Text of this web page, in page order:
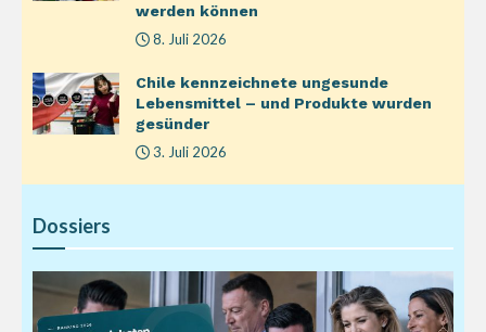
werden können
8. Juli 2026
Chile kennzeichnete ungesunde
Lebensmittel – und Produkte wurden
gesünder
3. Juli 2026
Dossiers